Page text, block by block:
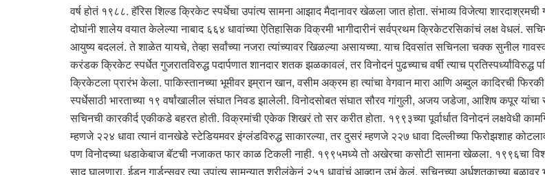
वर्ष होतं १९८८. हॅरिस शिल्ड क्रिकेट स्पर्धेचा उपांत्य सामना आझाद मैदानावर खेळला जात होता. संभाव्य विजेत्या
दोघांनी शालेय वयात केलेल्या नाबाद ६६४ धावांच्या ऐतिहासिक विक्रमी भागीदारीनं सर्वप्रथम क्रिकेटरसिकांचं लक्ष वेधलं.
आयुष्य बदललं. ते शाळेत यायचे, तेव्हा सर्वांच्या नजरा त्यांच्यावर खिळल्या असायच्या. याच दिवसांत सचिनला चक्क सुनील
करंडक क्रिकेट स्पर्धेत गुजरातविरुद्ध पदार्पणात शानदार शतक झळकावलं, तर विनोदनं पुढच्याच वर्षी त्याच
क्रिकेटला प्रारंभ केला. पाकिस्तानच्या भूमीवर इम्रान खान, वसीम अक्रम हा त्यांचा वेगवान मारा आणि अब्दुल कादिरची
स्पर्धेसाठी भारताच्या १९ वर्षांखालील संघात निवड झालेली. विनोदसोबत संघात सौरव गांगुली, अजय जडेजा, आशिष कपूर यांचा
सचिनची कारकीर्द एकीकडे बहरत होती. विक्रमांची एकेक शिखरं तो सर करीत होता. १९९३च्या पूर्वार्धात विनोदनं लक्षवेधी
म्हणजे २२४ धावा त्यानं वानखेडे स्टेडियमवर इंग्लंडविरुद्ध साकारल्या, तर दुसरं म्हणजे २२७ धावा दिल्लीच्या फिरोझशाह
पण विनोदच्या धडाकेबाज बॅटची नजाकत फार काळ टिकली नाही. १९९५मध्ये तो अखेरचा कसोटी सामना खेळला. १९९६चा
साद घालणारा. ईडन गार्डन्सवर त्या उपांत्य सामन्यात श्रीलंकेनं २५१ धावांचं आव्हान उभं केलं. सचिनच्या अर्धशतकाच्या